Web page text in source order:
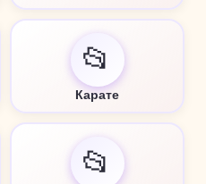
📂
Карате
📂